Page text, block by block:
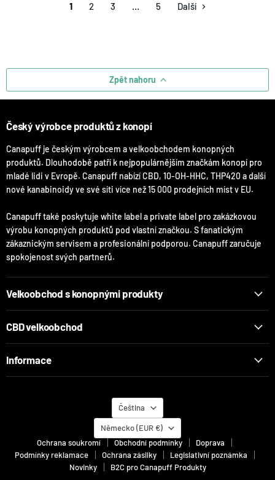
1 2 3 … 5 Další
Zpět nahoru
Český výrobce produktů z konopí
Canapuff je českým výrobcem a velkoobchodem konopných
produktů. Dlouhodobě patří k nejpopulárnějším značkám konopí pro
mladé lidi v Evropě. Canapuff nabízí CBD, 10-OH-HHC, THP420 a další
nové kanabinoidy ve své síti více než 15 000 prodejních míst v EU.
Canapuff také poskytuje white label a private label pro zakázkovou
výrobu konopných produktů pod vlastní značkou. S fanatickým
zákaznickým servisem a profesionální podporou. Canapuff zaručuje
spokojenost svých partnerů.
Velkoobchod s konopnými produkty
CBD velkoobchod
Informace
Jazyk
Čeština
Země
Německo
(EUR €)
Ochrana soukromí
Obchodní podmínky
Doprava
Podmínky reklamace
Ochrana zásilky
Legislativní poznámka
Novinky
B2C pro Canapuff Produkty